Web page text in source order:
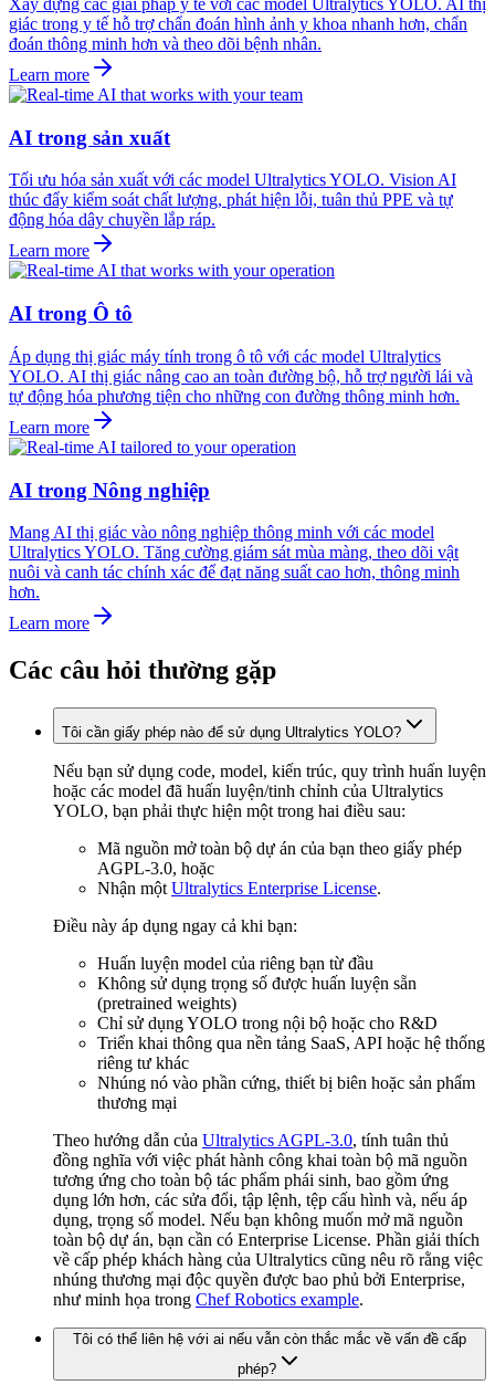
Xây dựng các giải pháp y tế với các model Ultralytics YOLO. AI thị
giác trong y tế hỗ trợ chẩn đoán hình ảnh y khoa nhanh hơn, chẩn
đoán thông minh hơn và theo dõi bệnh nhân.
Learn more
AI trong sản xuất
Tối ưu hóa sản xuất với các model Ultralytics YOLO. Vision AI
thúc đẩy kiểm soát chất lượng, phát hiện lỗi, tuân thủ PPE và tự
động hóa dây chuyền lắp ráp.
Learn more
AI trong Ô tô
Áp dụng thị giác máy tính trong ô tô với các model Ultralytics
YOLO. AI thị giác nâng cao an toàn đường bộ, hỗ trợ người lái và
tự động hóa phương tiện cho những con đường thông minh hơn.
Learn more
AI trong Nông nghiệp
Mang AI thị giác vào nông nghiệp thông minh với các model
Ultralytics YOLO. Tăng cường giám sát mùa màng, theo dõi vật
nuôi và canh tác chính xác để đạt năng suất cao hơn, thông minh
hơn.
Learn more
Các câu hỏi thường gặp
Tôi cần giấy phép nào để sử dụng Ultralytics YOLO?
Nếu bạn sử dụng code, model, kiến trúc, quy trình huấn luyện
hoặc các model đã huấn luyện/tinh chỉnh của Ultralytics
YOLO, bạn phải thực hiện một trong hai điều sau:
Mã nguồn mở toàn bộ dự án của bạn theo giấy phép
AGPL-3.0, hoặc
Nhận một Ultralytics Enterprise License.
Điều này áp dụng ngay cả khi bạn:
Huấn luyện model của riêng bạn từ đầu
Không sử dụng trọng số được huấn luyện sẵn
(pretrained weights)
Chỉ sử dụng YOLO trong nội bộ hoặc cho R&D
Triển khai thông qua nền tảng SaaS, API hoặc hệ thống
riêng tư khác
Nhúng nó vào phần cứng, thiết bị biên hoặc sản phẩm
thương mại
Theo hướng dẫn của Ultralytics AGPL-3.0, tính tuân thủ
đồng nghĩa với việc phát hành công khai toàn bộ mã nguồn
tương ứng cho toàn bộ tác phẩm phái sinh, bao gồm ứng
dụng lớn hơn, các sửa đổi, tập lệnh, tệp cấu hình và, nếu áp
dụng, trọng số model. Nếu bạn không muốn mở mã nguồn
toàn bộ dự án, bạn cần có Enterprise License. Phần giải thích
về cấp phép khách hàng của Ultralytics cũng nêu rõ rằng việc
nhúng thương mại độc quyền được bao phủ bởi Enterprise,
như minh họa trong Chef Robotics example.
Tôi có thể liên hệ với ai nếu vẫn còn thắc mắc về vấn đề cấp
phép?